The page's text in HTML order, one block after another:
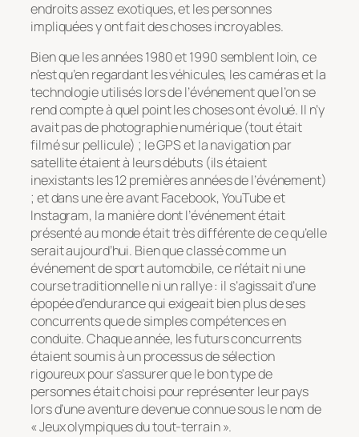
endroits assez exotiques, et les personnes
impliquées y ont fait des choses incroyables.
Bien que les années 1980 et 1990 semblent loin, ce
n’est qu’en regardant les véhicules, les caméras et la
technologie utilisés lors de l’événement que l’on se
rend compte à quel point les choses ont évolué. Il n’y
avait pas de photographie numérique (tout était
filmé sur pellicule) ; le GPS et la navigation par
satellite étaient à leurs débuts (ils étaient
inexistants les 12 premières années de l’événement)
; et dans une ère avant Facebook, YouTube et
Instagram, la manière dont l’événement était
présenté au monde était très différente de ce qu’elle
serait aujourd’hui. Bien que classé comme un
événement de sport automobile, ce n’était ni une
course traditionnelle ni un rallye : il s’agissait d’une
épopée d’endurance qui exigeait bien plus de ses
concurrents que de simples compétences en
conduite. Chaque année, les futurs concurrents
étaient soumis à un processus de sélection
rigoureux pour s’assurer que le bon type de
personnes était choisi pour représenter leur pays
lors d’une aventure devenue connue sous le nom de
« Jeux olympiques du tout-terrain ».